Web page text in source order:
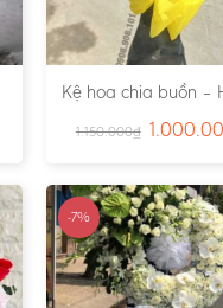
Kệ hoa chia buồn –
1.150.000₫
-7%